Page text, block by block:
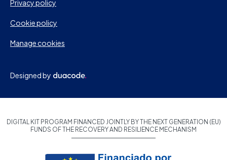
Privacy policy
Cookie policy
Manage cookies
Designed by
DIGITAL KIT PROGRAM FINANCED JOINTLY BY THE NEXT GENERATION (EU)
FUNDS OF THE RECOVERY AND RESILIENCE MECHANISM